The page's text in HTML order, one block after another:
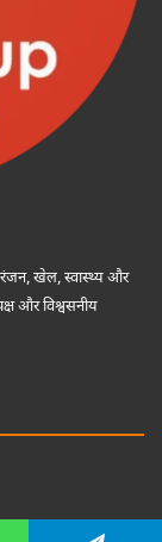
खेल, स्वास्थ्य और
और विश्वसनीय